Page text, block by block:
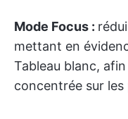
Mode Focus :
mettant en
Tableau blanc,
concentrée sur